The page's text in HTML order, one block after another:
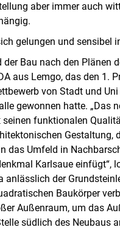
aber immer auch
gelungen und sensibel
der Bau nach den Plänen
aus Lemgo, das den 1.
von Stadt und
gewonnen hatte. „Das
seinen funktionalen
Gestaltung,
das Umfeld in
Karlsaue einfügt“,
anlässlich der
Baukörper
Außenraum, um das
südlich des Neubaus